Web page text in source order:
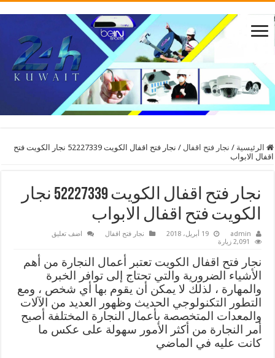
الرئيسية / نجار فتح اقفال /
نجار فتح اقفال الكويت 52227339 نجار الكويت فتح
اقفال الابواب
نجار فتح اقفال الكويت 52227339 نجار
الكويت فتح اقفال الابواب
admin 19 أبريل، 2018 نجار فتح اقفال
اضف تعليق
2,091 زيارة
نجار فتح اقفال الكويت تعتبر أعمال النجارة من أهم
الأشياء الضرورية والتي تحتاج إلى توافر الخبرة
والمهارة ، لذلك لا يمكن أن يقوم بها أي شخص ، ومع
التطور التكنولوجي الحديث وظهور العديد من الآلات
والمعدات المتخصصة بأعمال النجارة المختلفة أصبح
أمر النجارة من أكثر الأمور سهولة على عكس ما
كانت عليه في الماضي